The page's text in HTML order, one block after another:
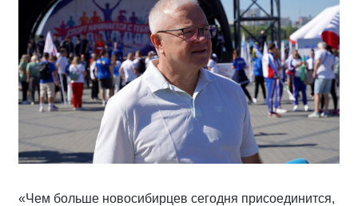
«Чем больше новосибирцев сегодня присоединится,